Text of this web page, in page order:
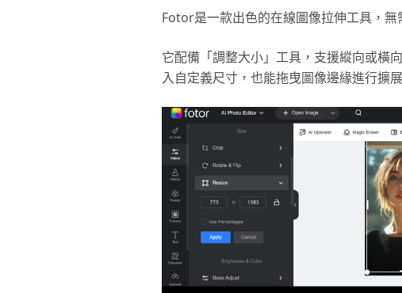
Fotor是一款出色的在線圖像拉伸工具，無
它配備「調整大小」工具，支援縱向或橫
入自定義尺寸，也能拖曳圖像邊緣進行擴